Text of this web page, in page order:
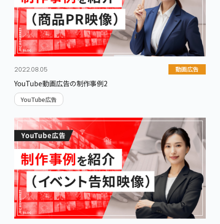
2022.08.05 動画広告
YouTube動画広告の制作事例2
YouTube広告